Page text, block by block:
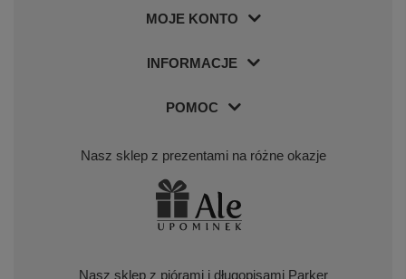
Nasz sklep z prezentami na różne okazje